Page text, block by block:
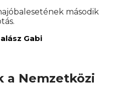
második
Gabi
a Nemzetközi